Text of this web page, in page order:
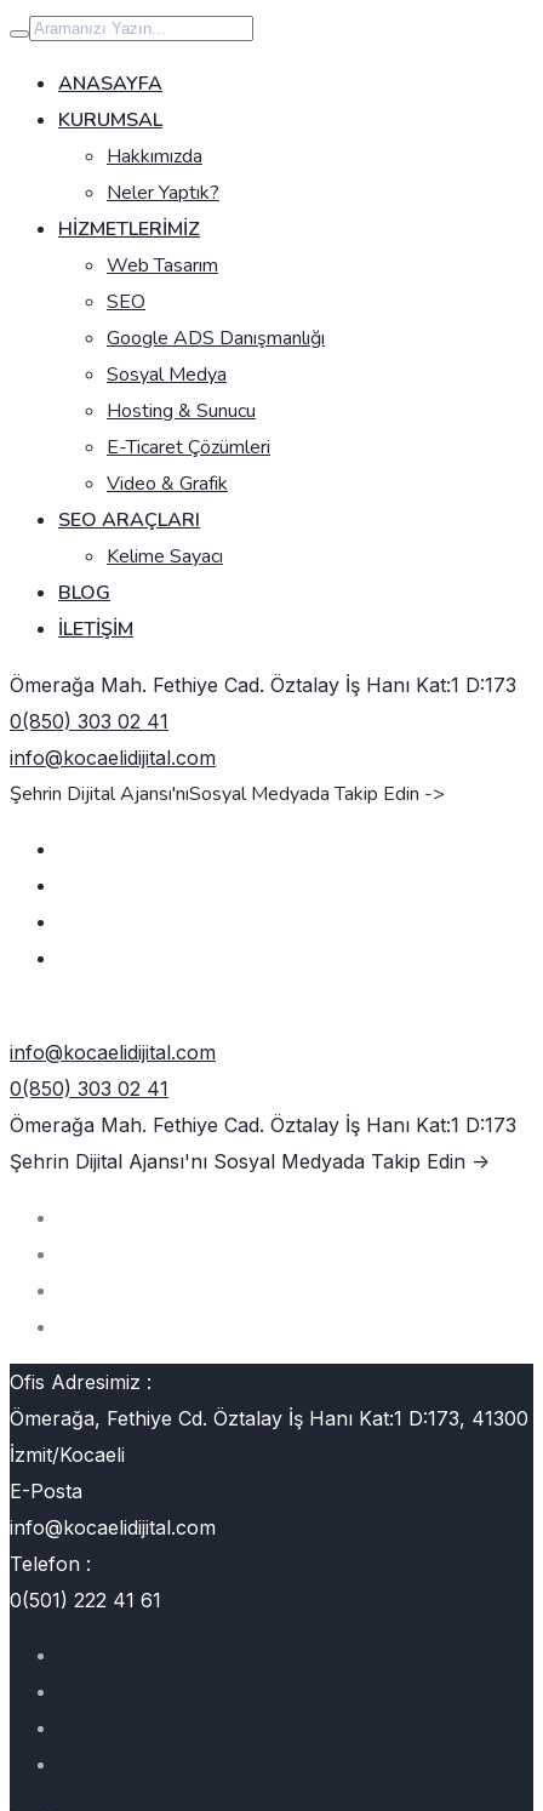
İçeriğe
geç
ANASAYFA
KURUMSAL
Hakkımızda
Neler Yaptık?
HIZMETLERIMIZ
Web Tasarım
SEO
Google ADS Danışmanlığı
Sosyal Medya
Hosting & Sunucu
E-Ticaret Çözümleri
Video & Grafik
SEO ARAÇLARI
Kelime Sayacı
BLOG
İLETIŞIM
Ömerağa Mah. Fethiye Cad. Öztalay İş Hanı Kat:1 D:173
0(850) 303 02 41
info@kocaelidijital.com
Şehrin Dijital Ajansı'nıSosyal Medyada Takip Edin ->
info@kocaelidijital.com
0(850) 303 02 41
Ömerağa Mah. Fethiye Cad. Öztalay İş Hanı Kat:1 D:173
Şehrin Dijital Ajansı'nı Sosyal Medyada Takip Edin ->
Ofis Adresimiz :
Ömerağa, Fethiye Cd. Öztalay İş Hanı Kat:1 D:173, 41300
İzmit/Kocaeli
E-Posta
info@kocaelidijital.com
Telefon :
0(501) 222 41 61